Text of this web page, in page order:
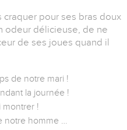
craquer pour ses bras doux
odeur délicieuse, de ne
de ses joues quand il
de notre mari !
la journée !
montrer !
notre homme …